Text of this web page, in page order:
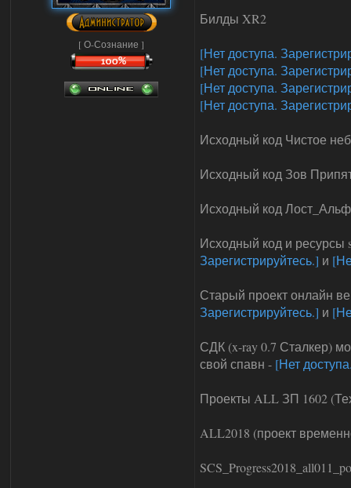
[ О-Сознание ]
Билды XR2
[Нет доступа.
[Нет доступа.
[Нет доступа.
[Нет доступа.
Исходный код Чистое
Исходный код Зов
Исходный код
Исходный код и ресурсы
Зарегистрируйтесь.] и
Старый проект онлайн
Зарегистрируйтесь.] и
СДК (x-ray 0.7 Сталкер)
свой спавн - [Нет
Проекты ALL ЗП 1602
ALL2018 (проект